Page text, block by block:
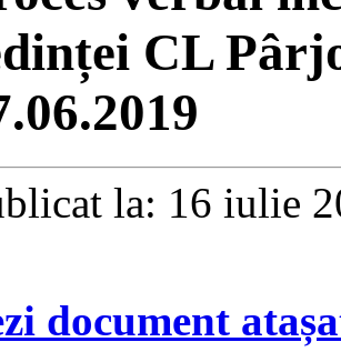
CL
la: 16 iulie
document